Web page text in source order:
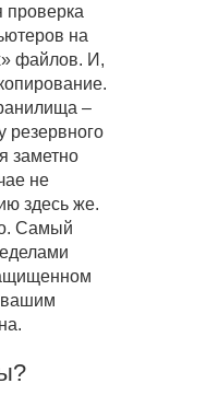
проверка
на
файлов. И,
–
резервного
заметно
не
здесь же.
Самый
вашим